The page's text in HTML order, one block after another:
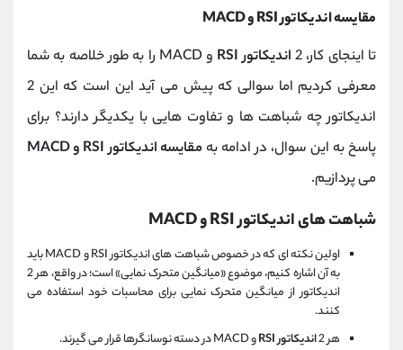
مقایسه اندیکاتور RSI و MACD
تا اینجای کار، 2
اندیکاتور RSI
و MACD را به طور خلاصه به شما
معرفی کردیم اما سوالی که پیش می آید این است که این 2
اندیکاتور چه شباهت ها و تفاوت هایی با یکدیگر دارند؟ برای
پاسخ به این سوال، در ادامه به مقایسه اندیکاتور RSI و MACD
می پردازیم.
شباهت های اندیکاتور RSI و MACD
اولین نکته ای که در خصوص شباهت های اندیکاتور RSI و MACD باید
به آن اشاره کنیم، موضوع «میانگین متحرک نمایی» است؛ در واقع، هر 2
اندیکاتور از میانگین متحرک نمایی برای محاسبات خود استفاده می
کنند.
هر 2 اندیکاتور RSI
و MACD در دسته نوسانگرها قرار می گیرند.